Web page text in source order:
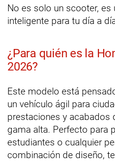
No es solo un scooter, es
inteligente para tu día a
¿Para quién es la
2026?
Este modelo está
un vehículo ágil para
prestaciones y acabados
gama alta. Perfecto para
estudiantes o cualquier
combinación de diseño,